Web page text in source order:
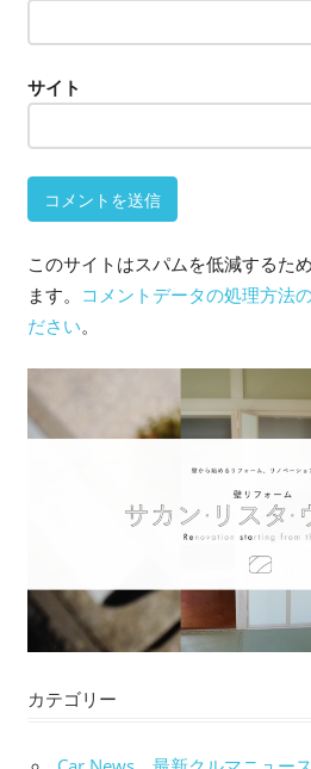
サイト
このサイトはスパムを低減するた
ます。 コメントデータの処理方法
ださい。
カテゴリー